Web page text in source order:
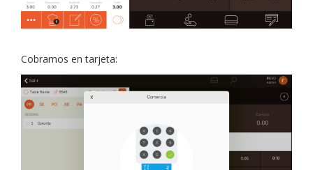
Cobramos en tarjeta: